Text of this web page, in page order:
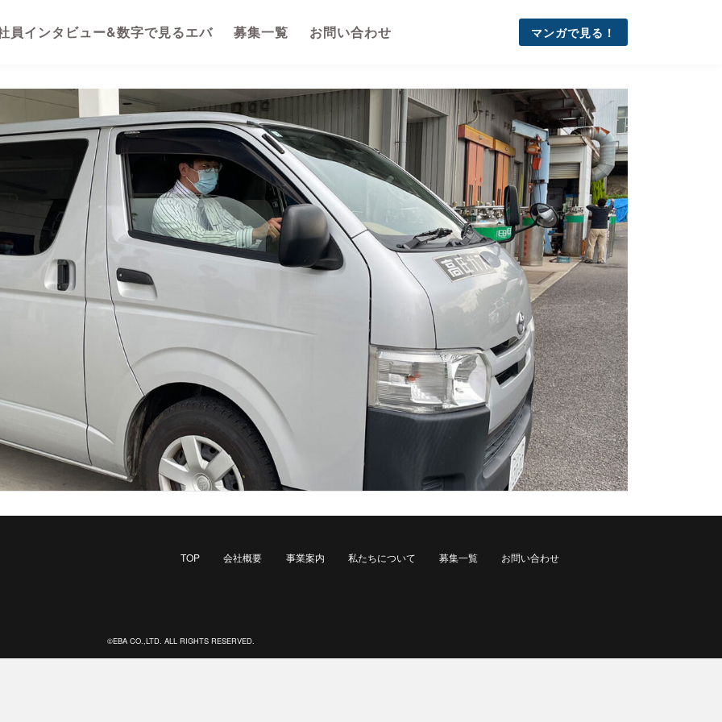
員インタビュー&数字で見るエバ 募集一覧 お問い合わせ マンガで見る！
TOP 会社概要 事業案内 私たちについて 募集一覧 お問い合わせ
©EBA CO.,LTD. ALL RIGHTS RESERVED.